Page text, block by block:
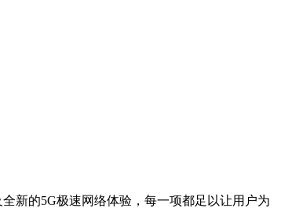
新的5G极速网络体验，每一项都足以让用户为